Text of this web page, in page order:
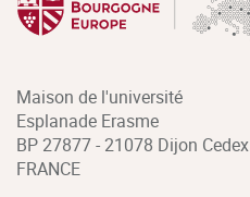
Maison de l'université
Esplanade Erasme
BP 27877 - 21078 Dijon Cedex
FRANCE